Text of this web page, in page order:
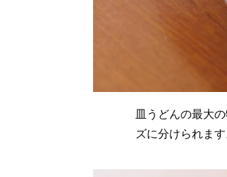
皿うどんの最大
ズに分けられます